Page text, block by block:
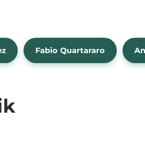
Fabio Quartararo